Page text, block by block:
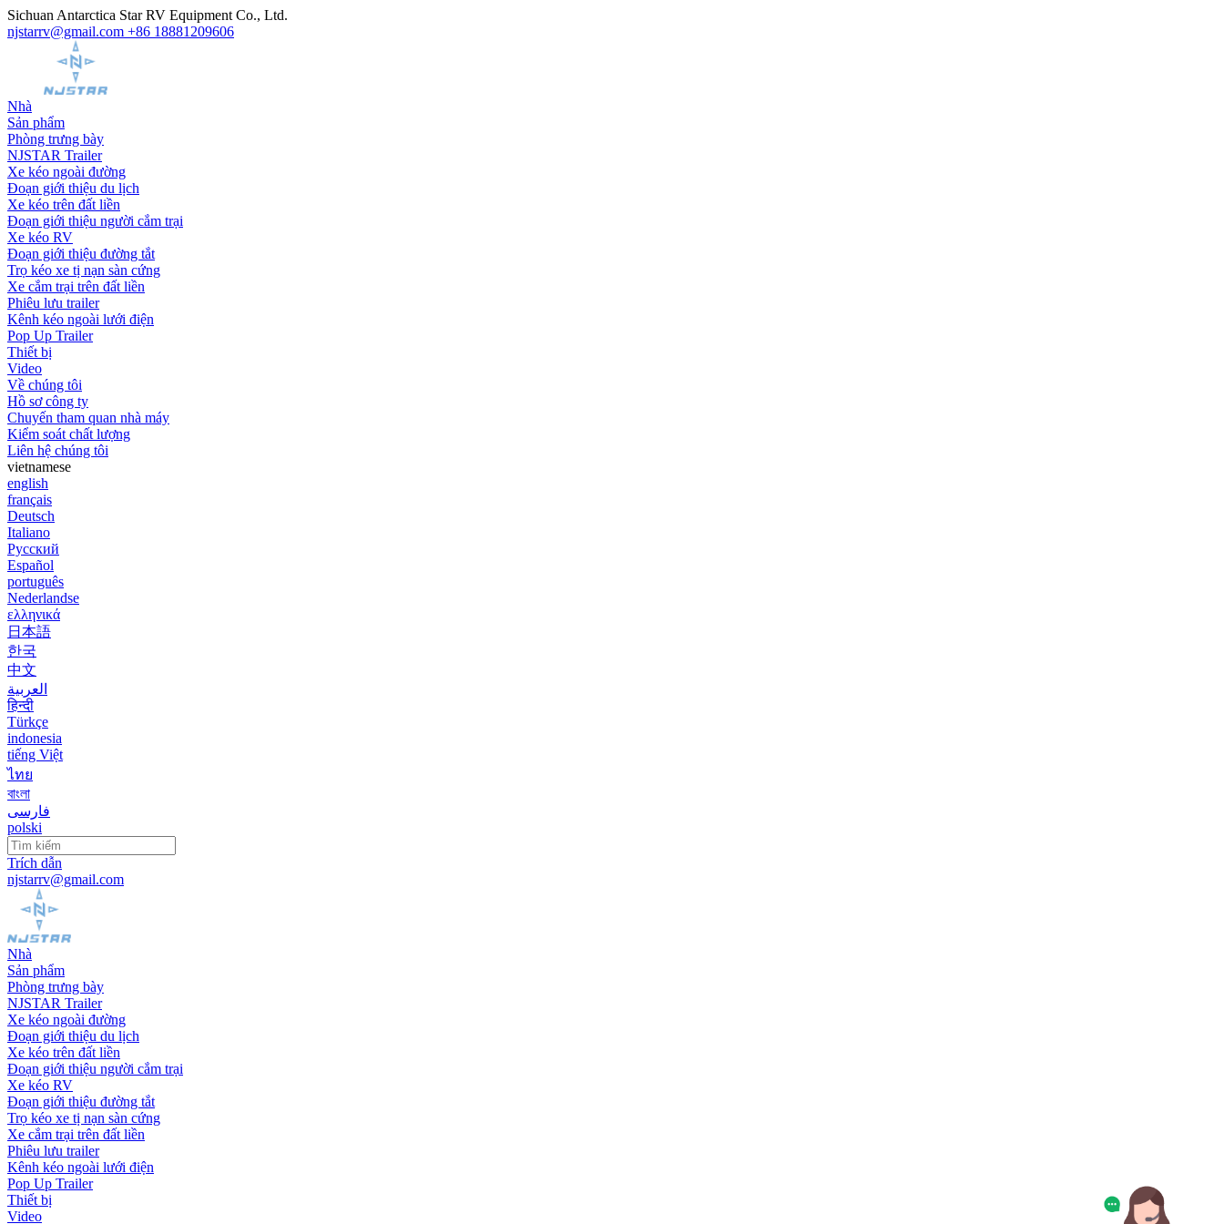
Sichuan Antarctica Star RV Equipment Co., Ltd.
njstarrv@gmail.com +86 18881209606
Nhà
Sản phẩm
Phòng trưng bày
NJSTAR Trailer
Xe kéo ngoài đường
Đoạn giới thiệu du lịch
Xe kéo trên đất liền
Đoạn giới thiệu người cắm trại
Xe kéo RV
Đoạn giới thiệu đường tắt
Trọ kéo xe tị nạn sàn cứng
Xe cắm trại trên đất liền
Phiêu lưu trailer
Kênh kéo ngoài lưới điện
Pop Up Trailer
Thiết bị
Video
Về chúng tôi
Hồ sơ công ty
Chuyến tham quan nhà máy
Kiểm soát chất lượng
Liên hệ chúng tôi
vietnamese
english
français
Deutsch
Italiano
Русский
Español
português
Nederlandse
ελληνικά
日本語
한국
中文
العربية
हिन्दी
Türkçe
indonesia
tiếng Việt
ไทย
বাংলা
فارسی
polski
Trích dẫn
njstarrv@gmail.com
Nhà
Sản phẩm
Phòng trưng bày
NJSTAR Trailer
Xe kéo ngoài đường
Đoạn giới thiệu du lịch
Xe kéo trên đất liền
Đoạn giới thiệu người cắm trại
Xe kéo RV
Đoạn giới thiệu đường tắt
Trọ kéo xe tị nạn sàn cứng
Xe cắm trại trên đất liền
Phiêu lưu trailer
Kênh kéo ngoài lưới điện
Pop Up Trailer
Thiết bị
Video